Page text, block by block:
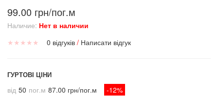
99.00 грн/пог.м
Наличие: Нет в наличии
★ ★ ★ ★ ★ 0 відгуків / Написати відгук
ГУРТОВІ ЦІНИ
від 50 пог.м 87.00 грн/пог.м
-12%